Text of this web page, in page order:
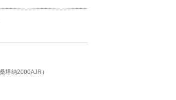
塔纳2000AJR）